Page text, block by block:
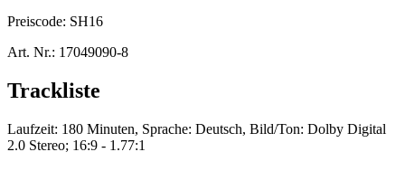
Preiscode: SH16
Art. Nr.: 17049090-8
Trackliste
Laufzeit: 180 Minuten, Sprache: Deutsch, Bild/Ton: Dolby Digital
2.0 Stereo; 16:9 - 1.77:1